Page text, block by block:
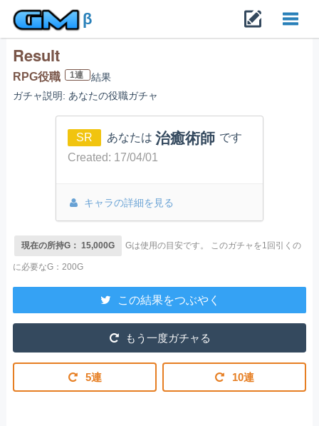
β
Result
RPG役職 1連
結果
ガチャ説明: あなたの役職ガチャ
SR あなたは 治癒術師 です
Created: 17/04/01
キャラの詳細を見る
現在の所持G： 15,000G Gは使用の目安です。 このガチャを1回引くの
に必要なG：200G
この結果をつぶやく
もう一度ガチャる
5連 10連